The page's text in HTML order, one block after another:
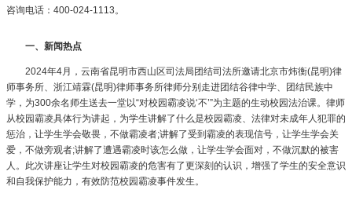
咨询电话：400-024-1113。
一、新闻热点
2024年4月，云南省昆明市西山区司法局团结司法所邀请北京市炜衡(昆明)律
师事务所、浙江靖霖(昆明)律师事务所律师分别走进团结谷律中学、团结民族中
学，为300余名师生送去一堂以“对校园霸凌说‘不’”为主题的生动校园法治课。律师
从校园霸凌具体行为讲起，为学生讲解了什么是校园霸凌、法律对未成年人犯罪的
惩治，让学生学会敬畏，不做霸凌者;讲解了受到霸凌的表现信号，让学生学会关
爱，不做旁观者;讲解了遭遇霸凌时该怎么做，让学生学会面对，不做沉默的被害
人。此次讲座让学生对校园霸凌的危害有了更深刻的认识，增强了学生的安全意识
和自我保护能力，有效防范校园霸凌事件发生。